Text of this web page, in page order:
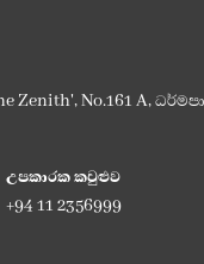
Zenith', No.161 A,
උපකාරක කවුළුව
+94 11 2356999